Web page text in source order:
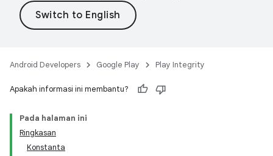
Android Developers Google Play Play Integrity
Apakah informasi ini membantu?
Pada halaman ini
Ringkasan
Konstanta